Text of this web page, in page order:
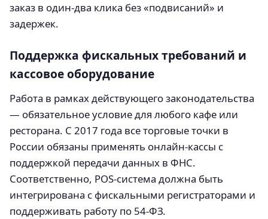
заказ в один-два клика без «подвисаний» и
задержек.
Поддержка фискальных требований и
кассовое оборудование
Работа в рамках действующего законодательства
— обязательное условие для любого кафе или
ресторана. С 2017 года все торговые точки в
России обязаны применять онлайн-кассы с
поддержкой передачи данных в ФНС.
Соответственно, POS-система должна быть
интегрирована с фискальными регистраторами и
поддерживать работу по 54-ФЗ.